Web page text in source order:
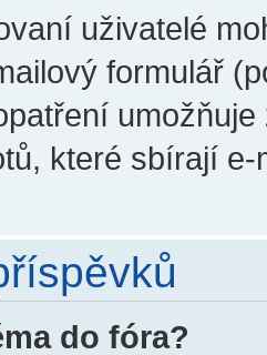
uživatelé
formulář
které sbírají e-
do fóra?